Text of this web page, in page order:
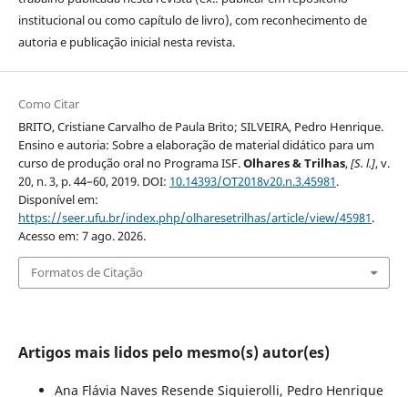
institucional ou como capítulo de livro), com reconhecimento de
autoria e publicação inicial nesta revista.
Como Citar
BRITO, Cristiane Carvalho de Paula Brito; SILVEIRA, Pedro Henrique.
Ensino e autoria: Sobre a elaboração de material didático para um
curso de produção oral no Programa ISF.Olhares & Trilhas,[S. l.], v.
20, n. 3, p. 44–60, 2019. DOI: 10.14393/OT2018v20.n.3.45981.
Disponível em:
https://seer.ufu.br/index.php/olharesetrilhas/article/view/45981.
Acesso em: 7 ago. 2026.
Formatos de Citação
Artigos mais lidos pelo mesmo(s) autor(es)
Ana Flávia Naves Resende Siquierolli, Pedro Henrique